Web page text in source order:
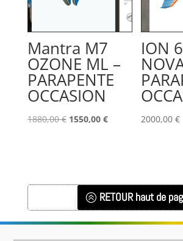
Mantra M7
OZONE ML –
PARAPENTE
OCCASION
1880,00€ Le
1550,00 €Le
ION
2000,00€
RETOUR haut de